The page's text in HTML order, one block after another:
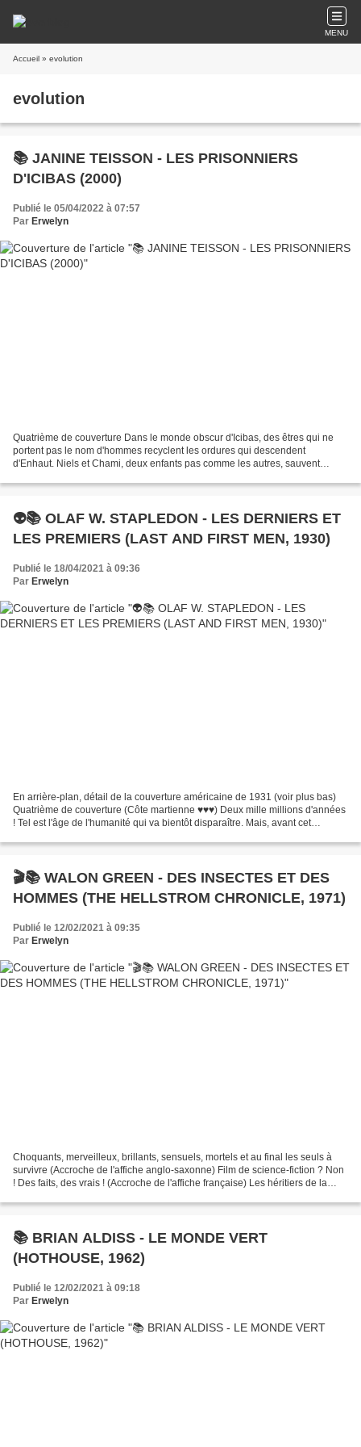
MENU
Accueil » evolution
evolution
📚 JANINE TEISSON - LES PRISONNIERS
D'ICIBAS (2000)
Publié le 05/04/2022 à 07:57
Par Erwelyn
Quatrième de couverture Dans le monde obscur d'Icibas, des êtres qui ne
portent pas le nom d'hommes recyclent les ordures qui descendent
d'Enhaut. Niels et Chami, deux enfants pas comme les autres, sauvent
👽📚 OLAF W. STAPLEDON - LES DERNIERS ET
LES PREMIERS (LAST AND FIRST MEN, 1930)
Publié le 18/04/2021 à 09:36
Par Erwelyn
En arrière-plan, détail de la couverture américaine de 1931 (voir plus bas)
Quatrième de couverture (Côte martienne ♥♥♥) Deux mille millions d'années
! Tel est l'âge de l'humanité qui va bientôt disparaître. Mais, avant cet
🎬📚 WALON GREEN - DES INSECTES ET DES
HOMMES (THE HELLSTROM CHRONICLE, 1971)
Publié le 12/02/2021 à 09:35
Par Erwelyn
Choquants, merveilleux, brillants, sensuels, mortels et au final les seuls à
survivre (Accroche de l'affiche anglo-saxonne) Film de science-fiction ? Non
! Des faits, des vrais ! (Accroche de l'affiche française) Les héritiers de la
📚 BRIAN ALDISS - LE MONDE VERT
(HOTHOUSE, 1962)
Publié le 12/02/2021 à 09:18
Par Erwelyn